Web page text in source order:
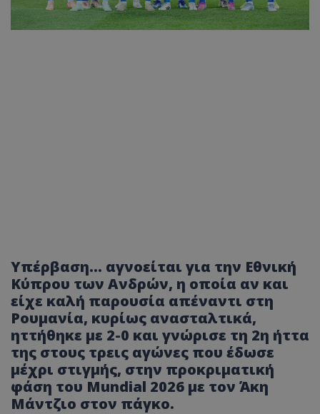
Υπέρβαση... αγνοείται για την Εθνική
Κύπρου των Ανδρών, η οποία αν και
είχε καλή παρουσία απέναντι στη
Ρουμανία, κυρίως ανασταλτικά,
ηττήθηκε με 2-0 και γνώρισε τη 2η ήττα
της στους τρεις αγώνες που έδωσε
μέχρι στιγμής, στην προκριματική
φάση του Mundial 2026 με τον Άκη
Μάντζιο στον πάγκο.